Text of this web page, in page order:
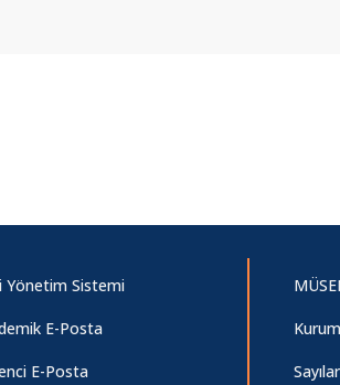
Yönetim Sistemi
E-Posta
E-Posta